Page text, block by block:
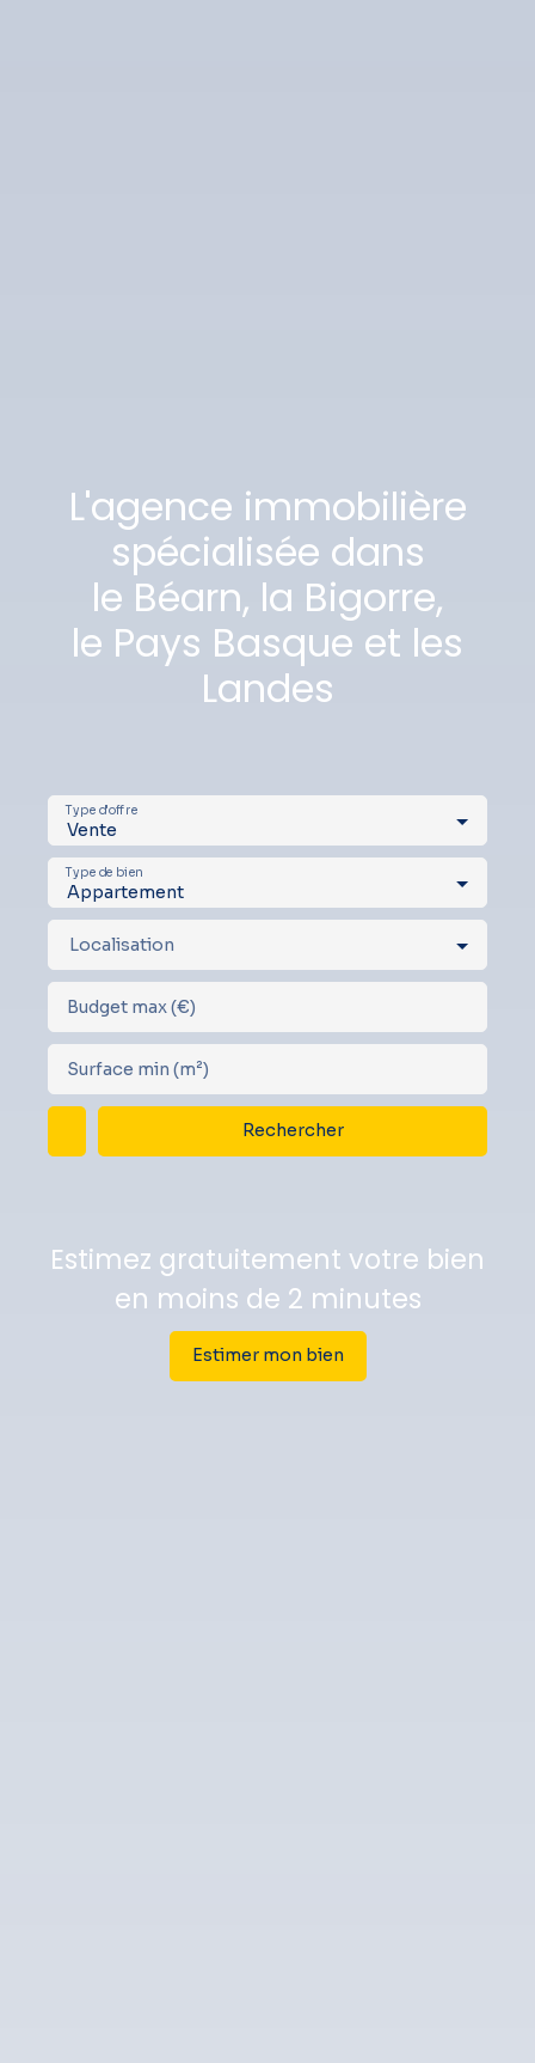
L'agence immobilière
spécialisée dans
le Béarn, la Bigorre,
le Pays Basque et les
Landes
Vente
Type d'offre
Appartement
Type de bien
Localisation
Budget max (€)
Surface min (m²)
Rechercher
Estimez gratuitement votre bien
en moins de 2 minutes
Estimer mon bien